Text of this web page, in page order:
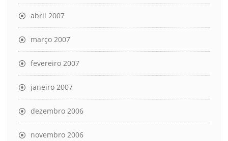
abril 2007
março 2007
fevereiro 2007
janeiro 2007
dezembro 2006
novembro 2006